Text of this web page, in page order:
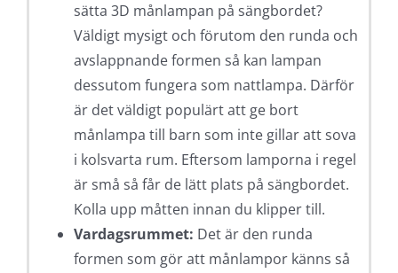
sätta 3D månlampan på sängbordet?
Väldigt mysigt och förutom den runda och
avslappnande formen så kan lampan
dessutom fungera som nattlampa. Därför
är det väldigt populärt att ge bort
månlampa till barn som inte gillar att sova
i kolsvarta rum. Eftersom lamporna i regel
är små så får de lätt plats på sängbordet.
Kolla upp måtten innan du klipper till.
Vardagsrummet: Det är den runda
formen som gör att månlampor känns så